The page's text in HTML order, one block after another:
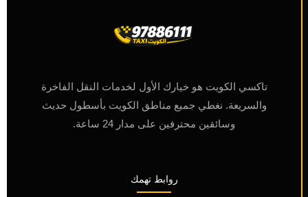
تاكسي الكويت هو خيارك الأول لخدمات النقل الفاخرة
والسريعة. نغطي جميع مناطق الكويت بأسطول حديث
وسائقين محترفين على مدار 24 ساعة.
روابط تهمك